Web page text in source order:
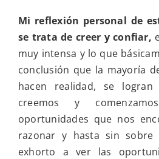
Mi reflexión personal de
se trata de creer y confiar,
muy intensa y lo que
conclusión que la mayoría
hacen realidad, se logran
creemos y
oportunidades que nos
razonar y hasta sin sobre
exhorto a ver las